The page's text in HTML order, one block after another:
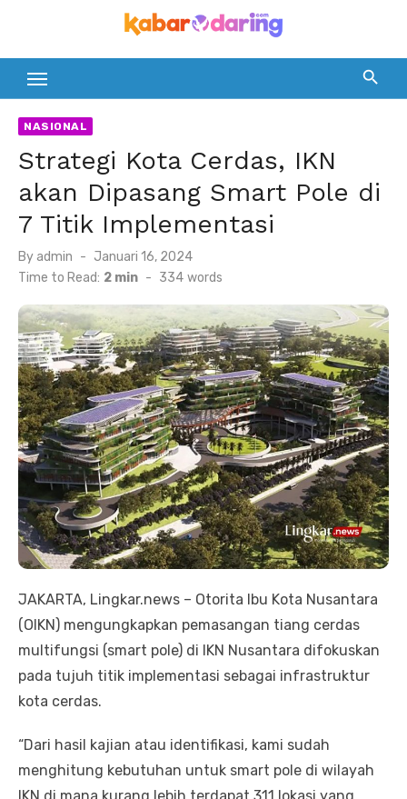
content
NASIONAL
Strategi Kota Cerdas, IKN
akan Dipasang Smart Pole di
7 Titik Implementasi
By admin
Posted
on
Januari 16, 2024
Time to Read: 2 min - 334 words
JAKARTA, Lingkar.news – Otorita Ibu Kota Nusantara
(OIKN) mengungkapkan pemasangan tiang cerdas
multifungsi (smart pole) di IKN Nusantara difokuskan
pada tujuh titik implementasi sebagai infrastruktur
kota cerdas.
“Dari hasil kajian atau identifikasi, kami sudah
menghitung kebutuhan untuk smart pole di wilayah